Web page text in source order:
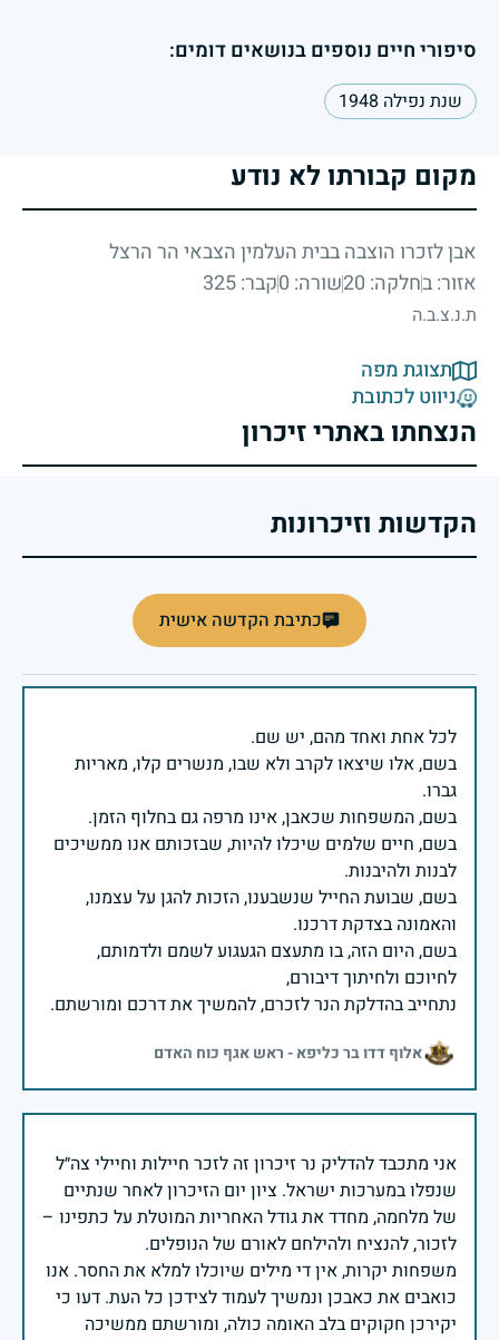
סיפורי חיים נוספים בנושאים דומים:
שנת נפילה 1948
מקום קבורתו לא נודע
אבן לזכרו הוצבה בבית העלמין הצבאי הר הרצל
אזור: בחלקה: 20 שורה: 0 קבר: 325
ת.נ.צ.ב.ה
תצוגת מפה
ניווט לכתובת
הנצחתו באתרי זיכרון
הקדשות וזיכרונות
כתיבת הקדשה אישית
בשם, אלו שיצאו לקרב ולא שבו, מנשרים קלו, מאריות
בשם, חיים שלמים שיכלו להיות, שבזכותם אנו ממשיכים
בשם, שבועת החייל שנשבענו, הזכות להגן על עצמנו,
בשם, היום הזה, בו מתעצם הגעגוע לשמם ולדמותם,
נתחייב בהדלקת הנר לזכרם, להמשיך את דרכם ומורשתם.
אלוף דדו בר כליפא - ראש אגף כוח האדם
אני מתכבד להדליק נר זיכרון זה לזכר חיילות וחיילי צה״ל
שנפלו במערכות ישראל. ציון יום הזיכרון לאחר שנתיים
של מלחמה, מחדד את גודל האחריות המוטלת על כתפינו –
משפחות יקרות, אין די מילים שיוכלו למלא את החסר. אנו
כואבים את כאבכן ונמשיך לעמוד לצידכן כל העת. דעו כי
יקירכן חקוקים בלב האומה כולה, ומורשתם ממשיכה